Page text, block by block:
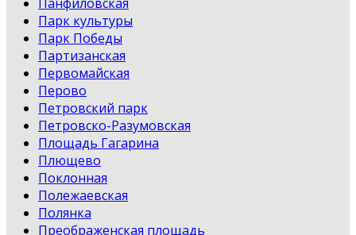
Панфиловская
Парк культуры
Парк Победы
Партизанская
Первомайская
Перово
Петровский парк
Петровско-Разумовская
Площадь Гагарина
Плющево
Поклонная
Полежаевская
Полянка
Преображенская площадь